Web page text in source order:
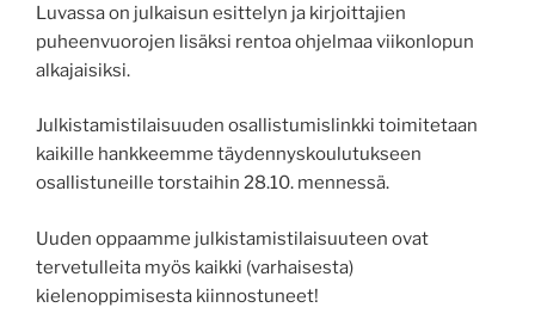
Luvassa on julkaisun esittelyn ja kirjoittajien
puheenvuorojen lisäksi rentoa ohjelmaa viikonlopun
alkajaisiksi.
Julkistamistilaisuuden osallistumislinkki toimitetaan
kaikille hankkeemme täydennyskoulutukseen
osallistuneille torstaihin 28.10. mennessä.
Uuden oppaamme julkistamistilaisuuteen ovat
tervetulleita myös kaikki (varhaisesta)
kielenoppimisesta kiinnostuneet!